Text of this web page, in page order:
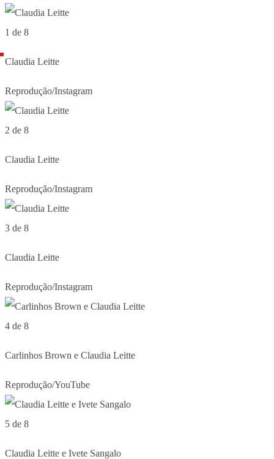
1 de 8
Claudia Leitte
Reprodução/Instagram
2 de 8
Claudia Leitte
Reprodução/Instagram
3 de 8
Claudia Leitte
Reprodução/Instagram
4 de 8
Carlinhos Brown e Claudia Leitte
Reprodução/YouTube
5 de 8
Claudia Leitte e Ivete Sangalo